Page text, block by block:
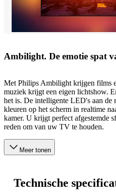
Ambilight. De emotie spat
Met Philips Ambilight krijgen films
muziek krijgt een eigen lichtshow.
het is. De intelligente LED's aan de
kleuren op het scherm in realtime
kamer. U krijgt perfect afgestemde
reden om van uw TV te houden.
Meer tonen
Technische